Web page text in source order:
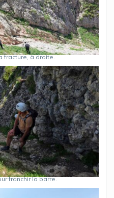
fracture, à droite.
franchir la barre.